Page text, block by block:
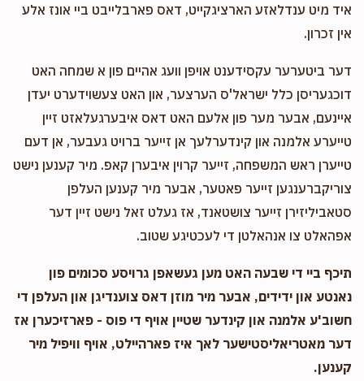
איד מיט ענדלאזע הארציגקייט, דאס פארבלייבט ביי אונז אלע
אין זכרון.
דער ביטערער עקסידענט אויפן וועג אהיים פון א שמחה האט
דוכגעריסן כלל ישראל'ס הערצער, און האט צעשוידערט יעדן
איינעם, אבער מער פון אלעם האט דאס איבערגעלאזט זיין
טייערע אלמנה און קינדערלעך אן זייער ברויט געבער, אן דעם
טייערן ראש המשפחה, זייער קרוין איבערן קאפ. מיר קענען נישט
צוריקברענגען זייער פאטער, אבער מיר קענען העלפן
סטאביליזירן זייער צושטאנד, אז געלט זאל נישט זיין דער
אפהאלט צו אנהאלטן די לעכטיגע שטוב.
תיכף ביי די שבעה האט מען געשאפן גרויסע סכומים פון
נאנטע און ידידים, אבער מיר מוזן דאס צוענדיגן און העלפן די
חשוב'ע אלמנה און קינדער שטיין אויף די פוס - פארזיכערן אז
דער מאטריאליסטישער לאך איז פארהיילט, אויף וויפיל מיר
קענען.